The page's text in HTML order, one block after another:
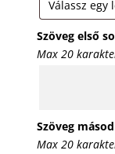
Szöveg első
Max 20
Szöveg
Max 20